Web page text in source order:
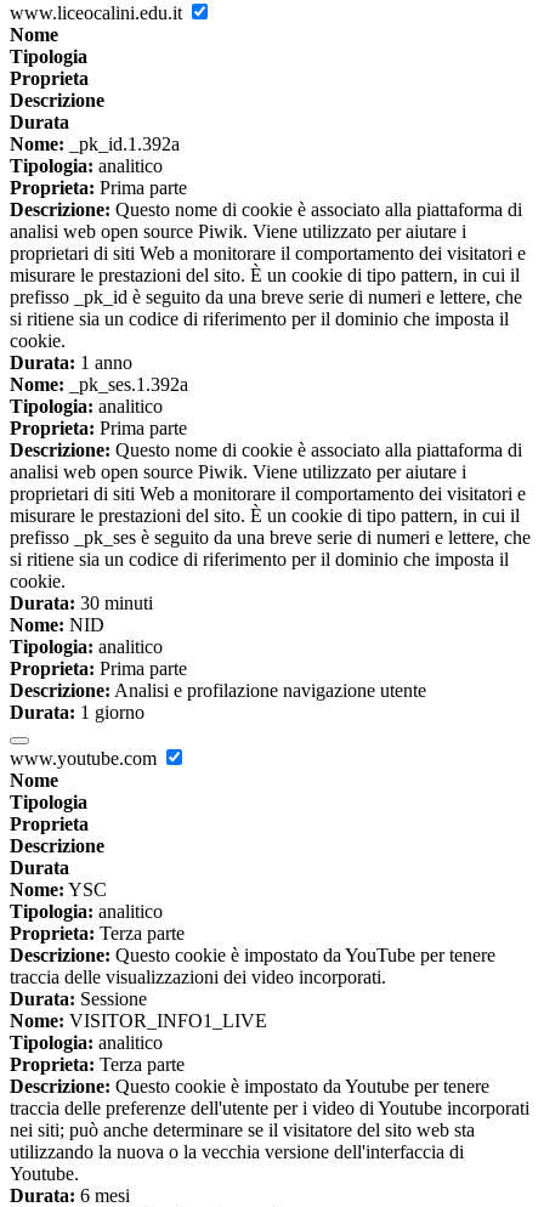
www.liceocalini.edu.it
Nome
Tipologia
Proprieta
Descrizione
Durata
Nome: _pk_id.1.392a
Tipologia: analitico
Proprieta: Prima parte
Descrizione: Questo nome di cookie è associato alla piattaforma di
analisi web open source Piwik. Viene utilizzato per aiutare i
proprietari di siti Web a monitorare il comportamento dei visitatori e
misurare le prestazioni del sito. È un cookie di tipo pattern, in cui il
prefisso _pk_id è seguito da una breve serie di numeri e lettere, che
si ritiene sia un codice di riferimento per il dominio che imposta il
cookie.
Durata: 1 anno
Nome: _pk_ses.1.392a
Tipologia: analitico
Proprieta: Prima parte
Descrizione: Questo nome di cookie è associato alla piattaforma di
analisi web open source Piwik. Viene utilizzato per aiutare i
proprietari di siti Web a monitorare il comportamento dei visitatori e
misurare le prestazioni del sito. È un cookie di tipo pattern, in cui il
prefisso _pk_ses è seguito da una breve serie di numeri e lettere, che
si ritiene sia un codice di riferimento per il dominio che imposta il
cookie.
Durata: 30 minuti
Nome: NID
Tipologia: analitico
Proprieta: Prima parte
Descrizione: Analisi e profilazione navigazione utente
Durata: 1 giorno
www.youtube.com
Nome
Tipologia
Proprieta
Descrizione
Durata
Nome: YSC
Tipologia: analitico
Proprieta: Terza parte
Descrizione: Questo cookie è impostato da YouTube per tenere
traccia delle visualizzazioni dei video incorporati.
Durata: Sessione
Nome: VISITOR_INFO1_LIVE
Tipologia: analitico
Proprieta: Terza parte
Descrizione: Questo cookie è impostato da Youtube per tenere
traccia delle preferenze dell'utente per i video di Youtube incorporati
nei siti; può anche determinare se il visitatore del sito web sta
utilizzando la nuova o la vecchia versione dell'interfaccia di
Youtube.
Durata: 6 mesi